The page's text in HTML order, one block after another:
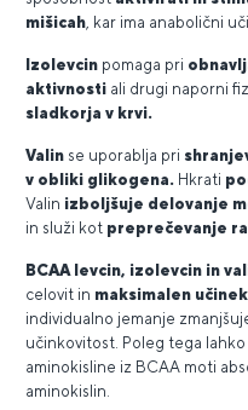
mišicah , kar ima anabolični
Izolevcin pomaga pri
aktivnosti ali drugi naporni
sladkorja v krvi.
Valin se uporablja pri
v obliki glikogena. Hkrati
Valin izboljšuje delovanje
in služi kot preprečevanje
BCAA levcin, izolevcin in
celovit in maksimalen
individualno jemanje
učinkovitost. Poleg tega
aminokisline iz BCAA moti
aminokislin.